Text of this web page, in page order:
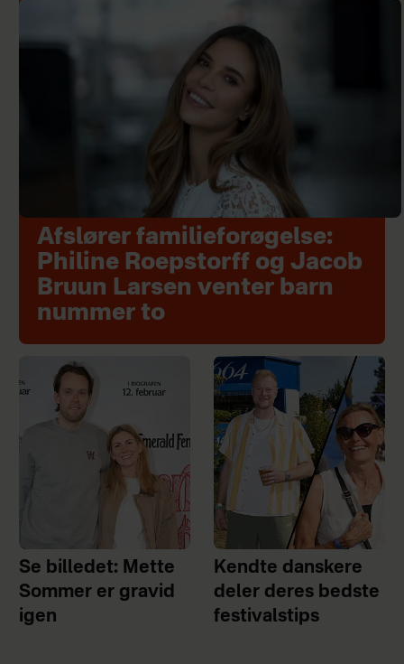
Afslører familieforøgelse:
Philine Roepstorff og Jacob
Bruun Larsen venter barn
nummer to
Se billedet: Mette
Sommer er gravid
igen
Kendte danskere
deler deres bedste
festivalstips